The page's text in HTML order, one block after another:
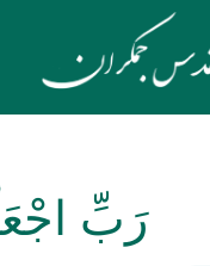
رَبِّ